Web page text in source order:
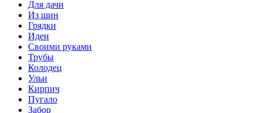
Для дачи
Из шин
Грядки
Идеи
Своими руками
Трубы
Колодец
Ульи
Кирпич
Пугало
Забор